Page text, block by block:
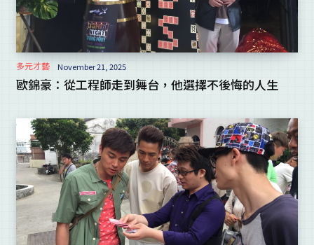
多元才藝 November 21, 2025
歐錦豪：從工程師走到舞台，他選擇不後悔的人生